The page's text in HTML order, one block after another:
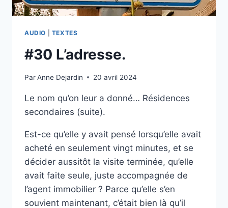
AUDIO TEXTES
#30 L’adresse.
ParAnne Dejardin 20 avril 2024
Le nom qu’on leur a donné… Résidences
secondaires (suite).
Est-ce qu’elle y avait pensé lorsqu’elle avait
acheté en seulement vingt minutes, et se
décider aussitôt la visite terminée, qu’elle
avait faite seule, juste accompagnée de
l’agent immobilier ? Parce qu’elle s’en
souvient maintenant, c’était bien là qu’il